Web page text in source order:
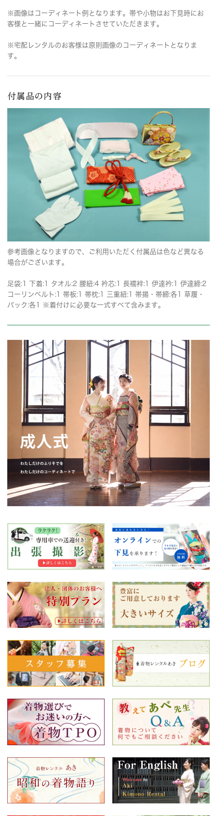
※画像はコーディネート例となります。帯や小物はお下見時にお
客様と一緒にコーディネートさせていただきます。
※宅配レンタルのお客様は原則画像のコーディネートとなりま
す。
付属品の内容
参考画像となりますので、ご利用いただく付属品は色など異なる
場合がございます。
足袋:1 下着:1 タオル:2 腰紐:4 衿芯:1 長襦袢:1 伊達衿:1 伊達締:2
コーリンベルト:1 帯板:1 帯枕:1 三重紐:1 帯揚・帯締:各1 草履・
バック:各1 ※着付けに必要な一式すべて含みます。